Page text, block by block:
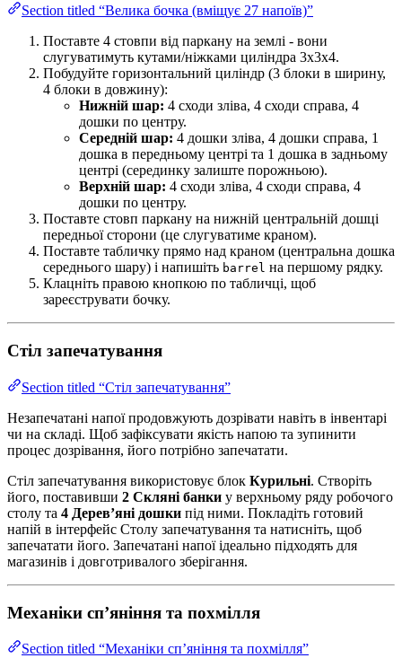
Section titled “Велика бочка (вміщує 27 напоїв)”
Поставте 4 стовпи від паркану на землі - вони
слугуватимуть кутами/ніжками циліндра 3x3x4.
Побудуйте горизонтальний циліндр (3 блоки в ширину,
4 блоки в довжину):
Нижній шар: 4 сходи зліва, 4 сходи справа, 4
дошки по центру.
Середній шар: 4 дошки зліва, 4 дошки справа, 1
дошка в передньому центрі та 1 дошка в задньому
центрі (серединку залиште порожньою).
Верхній шар: 4 сходи зліва, 4 сходи справа, 4
дошки по центру.
Поставте стовп паркану на нижній центральній дошці
передньої сторони (це слугуватиме краном).
Поставте табличку прямо над краном (центральна дошка
середнього шару) і напишіть barrel на першому рядку.
Клацніть правою кнопкою по табличці, щоб
зареєструвати бочку.
Стіл запечатування
Section titled “Стіл запечатування”
Незапечатані напої продовжують дозрівати навіть в інвентарі
чи на складі. Щоб зафіксувати якість напою та зупинити
процес дозрівання, його потрібно запечатати.
Стіл запечатування використовує блок Курильні. Створіть
його, поставивши 2 Скляні банки у верхньому ряду робочого
столу та 4 Дерев’яні дошки під ними. Покладіть готовий
напій в інтерфейс Столу запечатування та натисніть, щоб
запечатати його. Запечатані напої ідеально підходять для
магазинів і довготривалого зберігання.
Механіки сп’яніння та похмілля
Section titled “Механіки сп’яніння та похмілля”